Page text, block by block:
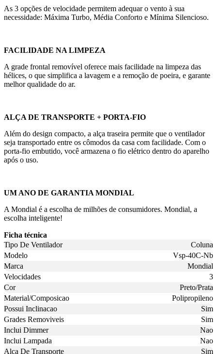
As 3 opções de velocidade permitem adequar o vento à sua
necessidade: Máxima Turbo, Média Conforto e Mínima Silencioso.
FACILIDADE NA LIMPEZA
A grade frontal removível oferece mais facilidade na limpeza das
hélices, o que simplifica a lavagem e a remoção de poeira, e garante
melhor qualidade do ar.
ALÇA DE TRANSPORTE + PORTA-FIO
Além do design compacto, a alça traseira permite que o ventilador
seja transportado entre os cômodos da casa com facilidade. Com o
porta-fio embutido, você armazena o fio elétrico dentro do aparelho
após o uso.
UM ANO DE GARANTIA MONDIAL
A Mondial é a escolha de milhões de consumidores. Mondial, a
escolha inteligente!
Ficha técnica
Tipo De Ventilador
Coluna
Modelo
Vsp-40C-Nb
Marca
Mondial
Velocidades
3
Cor
Preto/Prata
Material/Composicao
Polipropileno
Possui Inclinacao
Sim
Grades Removiveis
Sim
Inclui Dimmer
Nao
Inclui Lampada
Nao
Alca De Transporte
Sim